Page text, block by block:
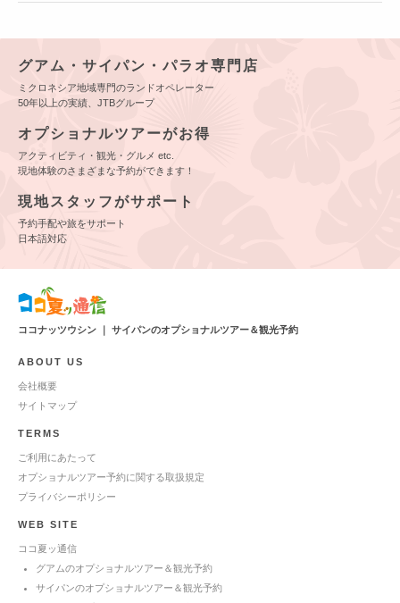
グアム・サイパン・パラオ専門店
ミクロネシア地域専門のランドオペレーター
50年以上の実績、JTBグループ
オプショナルツアーがお得
アクティビティ・観光・グルメ etc.
現地体験のさまざまな予約ができます！
現地スタッフがサポート
予約手配や旅をサポート
日本語対応
ココナッツウシン ｜ サイパンのオプショナルツアー＆観光予約
ABOUT US
会社概要
サイトマップ
TERMS
ご利用にあたって
オプショナルツアー予約に関する取扱規定
プライバシーポリシー
WEB SITE
ココ夏ッ通信
グアムのオプショナルツアー＆観光予約
サイパンのオプショナルツアー＆観光予約